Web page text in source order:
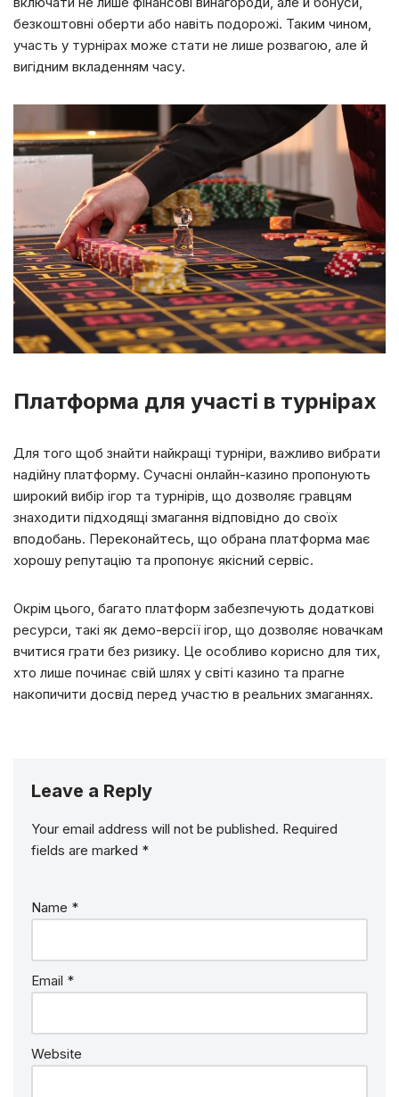
безкоштовні оберти або навіть подорожі. Таким чином,
участь у турнірах може стати не лише розвагою, але й
вигідним вкладенням часу.
Платформа для участі в турнірах
Для того щоб знайти найкращі турніри, важливо вибрати
надійну платформу. Сучасні онлайн-казино пропонують
широкий вибір ігор та турнірів, що дозволяє гравцям
знаходити підходящі змагання відповідно до своїх
вподобань. Переконайтесь, що обрана платформа має
хорошу репутацію та пропонує якісний сервіс.
Окрім цього, багато платформ забезпечують додаткові
ресурси, такі як демо-версії ігор, що дозволяє новачкам
вчитися грати без ризику. Це особливо корисно для тих,
хто лише починає свій шлях у світі казино та прагне
накопичити досвід перед участю в реальних змаганнях.
Leave a Reply
Your email address will not be published. Required
fields are marked *
Name *
Email *
Website